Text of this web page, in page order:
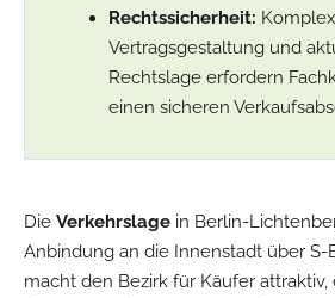
Rechtssicherheit:
Vertragsgestaltung und
Rechtslage erfordern
einen sicheren
Die Verkehrslage in Berlin-
Anbindung an die Innenstadt über S-
macht den Bezirk für Käufer